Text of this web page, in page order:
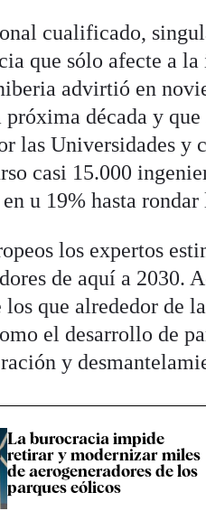
cualificado,
que sólo afecte a
advirtió en
década y
las Universidades y
casi 15.000
en u 19% hasta
los expertos
de aquí a 2030.
los que alrededor de
el desarrollo de
y
La burocracia impide
retirar y modernizar miles
de aerogeneradores de los
parques eólicos